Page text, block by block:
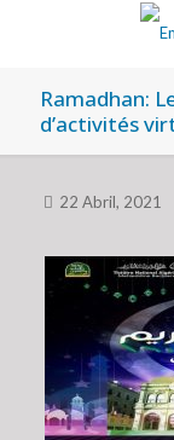
Ramadhan:
d’activités
22 Abril, 2021